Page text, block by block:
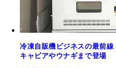
冷凍自販機ビジネスの最前
キャビアやウナギまで登場